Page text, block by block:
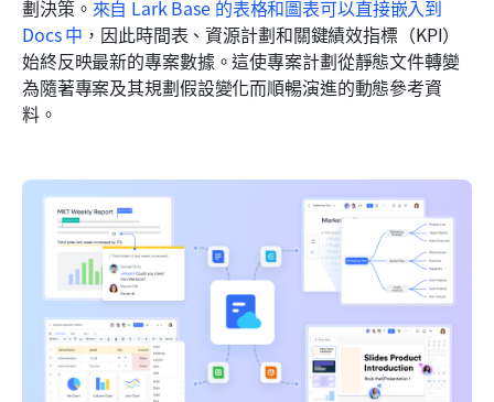
劃決策。 來自 Lark Base 的表格和圖表可以直接嵌入到
Docs 中 ，因此時間表、資源計劃和關鍵績效指標（KPI）
始終反映最新的專案數據。這使專案計劃從靜態文件轉變
為隨著專案及其規劃假設變化而順暢演進的動態參考資
料。